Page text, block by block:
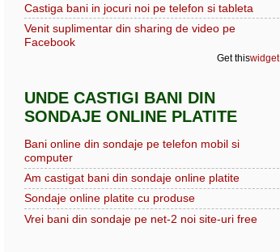
Castiga bani in jocuri noi pe telefon si tableta
Venit suplimentar din sharing de video pe
Facebook
Get thiswidget
UNDE CASTIGI BANI DIN
SONDAJE ONLINE PLATITE
Bani online din sondaje pe telefon mobil si
computer
Am castigat bani din sondaje online platite
Sondaje online platite cu produse
Vrei bani din sondaje pe net-2 noi site-uri free